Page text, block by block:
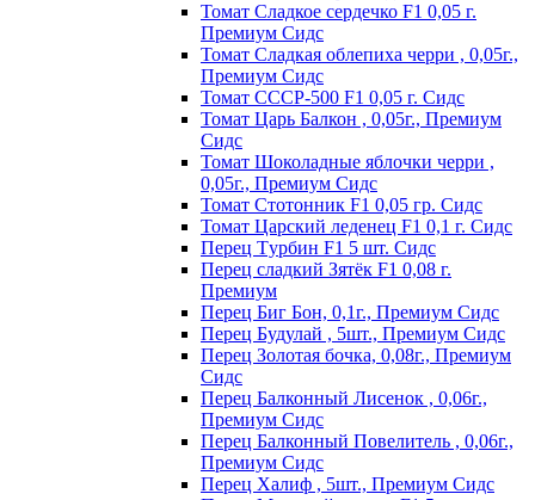
Томат Сладкое сердечко F1 0,05 г.
Премиум Сидс
Томат Сладкая облепиха черри , 0,05г.,
Премиум Сидс
Томат СССР-500 F1 0,05 г. Сидс
Томат Царь Балкон , 0,05г., Премиум
Сидс
Томат Шоколадные яблочки черри ,
0,05г., Премиум Сидс
Томат Стотонник F1 0,05 гр. Сидс
Томат Царский леденец F1 0,1 г. Сидс
Перец Tурбин F1 5 шт. Сидс
Перец сладкий Зятёк F1 0,08 г.
Премиум
Перец Биг Бон, 0,1г., Премиум Сидс
Перец Будулай , 5шт., Премиум Сидс
Перец Золотая бочка, 0,08г., Премиум
Сидс
Перец Балконный Лисенок , 0,06г.,
Премиум Сидс
Перец Балконный Повелитель , 0,06г.,
Премиум Сидс
Перец Халиф , 5шт., Премиум Сидс